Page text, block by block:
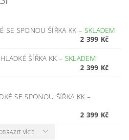
SE SPONOU ŠÍŘKA KK – SKLADEM
2 399 Kč
ŠÍŘKA KK– SKLADEM
2 399 Kč
SE SPONOU ŠÍŘKA KK –
2 399 Kč
VÍCE